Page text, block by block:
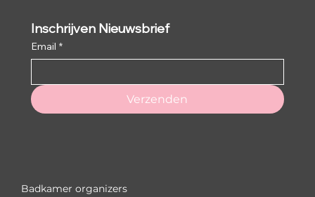
Inschrijven Nieuwsbrief
Email *
Verzenden
Badkamer organizers